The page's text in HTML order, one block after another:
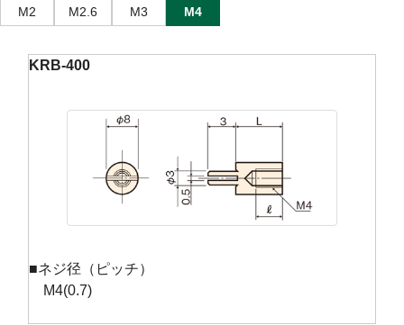
M2 M2.6 M3 M4
KRB-400
■ネジ径（ピッチ）
M4(0.7)